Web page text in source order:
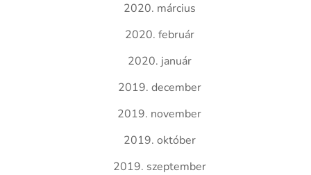
2020. március
2020. február
2020. január
2019. december
2019. november
2019. október
2019. szeptember